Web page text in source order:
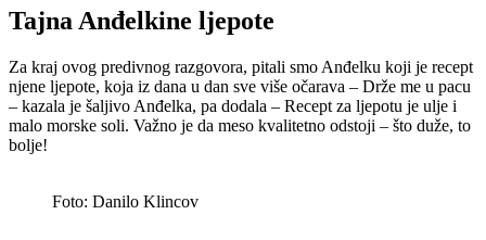
Tajna Anđelkine ljepote
Za kraj ovog predivnog razgovora, pitali smo Anđelku koji je recept
njene ljepote, koja iz dana u dan sve više očarava – Drže me u pacu
– kazala je šaljivo Anđelka, pa dodala – Recept za ljepotu je ulje i
malo morske soli. Važno je da meso kvalitetno odstoji – što duže, to
bolje!
Foto: Danilo Klincov